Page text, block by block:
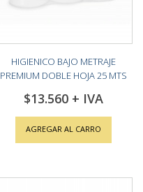
HIGIENICO BAJO METRAJE
PREMIUM DOBLE HOJA 25 MTS
$13.560
AGREGAR AL CARRO